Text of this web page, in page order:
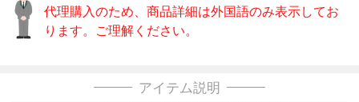
代理購入のため、商品詳細は外国語のみ表示してお
ります。ご理解ください。
アイテム説明